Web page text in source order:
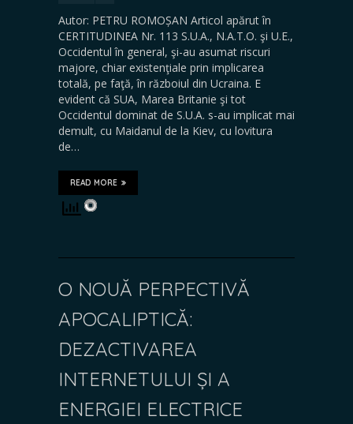
Autor: PETRU ROMOȘAN Articol apărut în
CERTITUDINEA Nr. 113 S.U.A., N.A.T.O. şi U.E.,
Occidentul în general, şi-au asumat riscuri
majore, chiar existenţiale prin implicarea
totală, pe faţă, în războiul din Ucraina. E
evident că SUA, Marea Britanie şi tot
Occidentul dominat de S.U.A. s-au implicat mai
demult, cu Maidanul de la Kiev, cu lovitura
de…
READ MORE
O NOUĂ PERPECTIVĂ
APOCALIPTICĂ:
DEZACTIVAREA
INTERNETULUI ȘI A
ENERGIEI ELECTRICE